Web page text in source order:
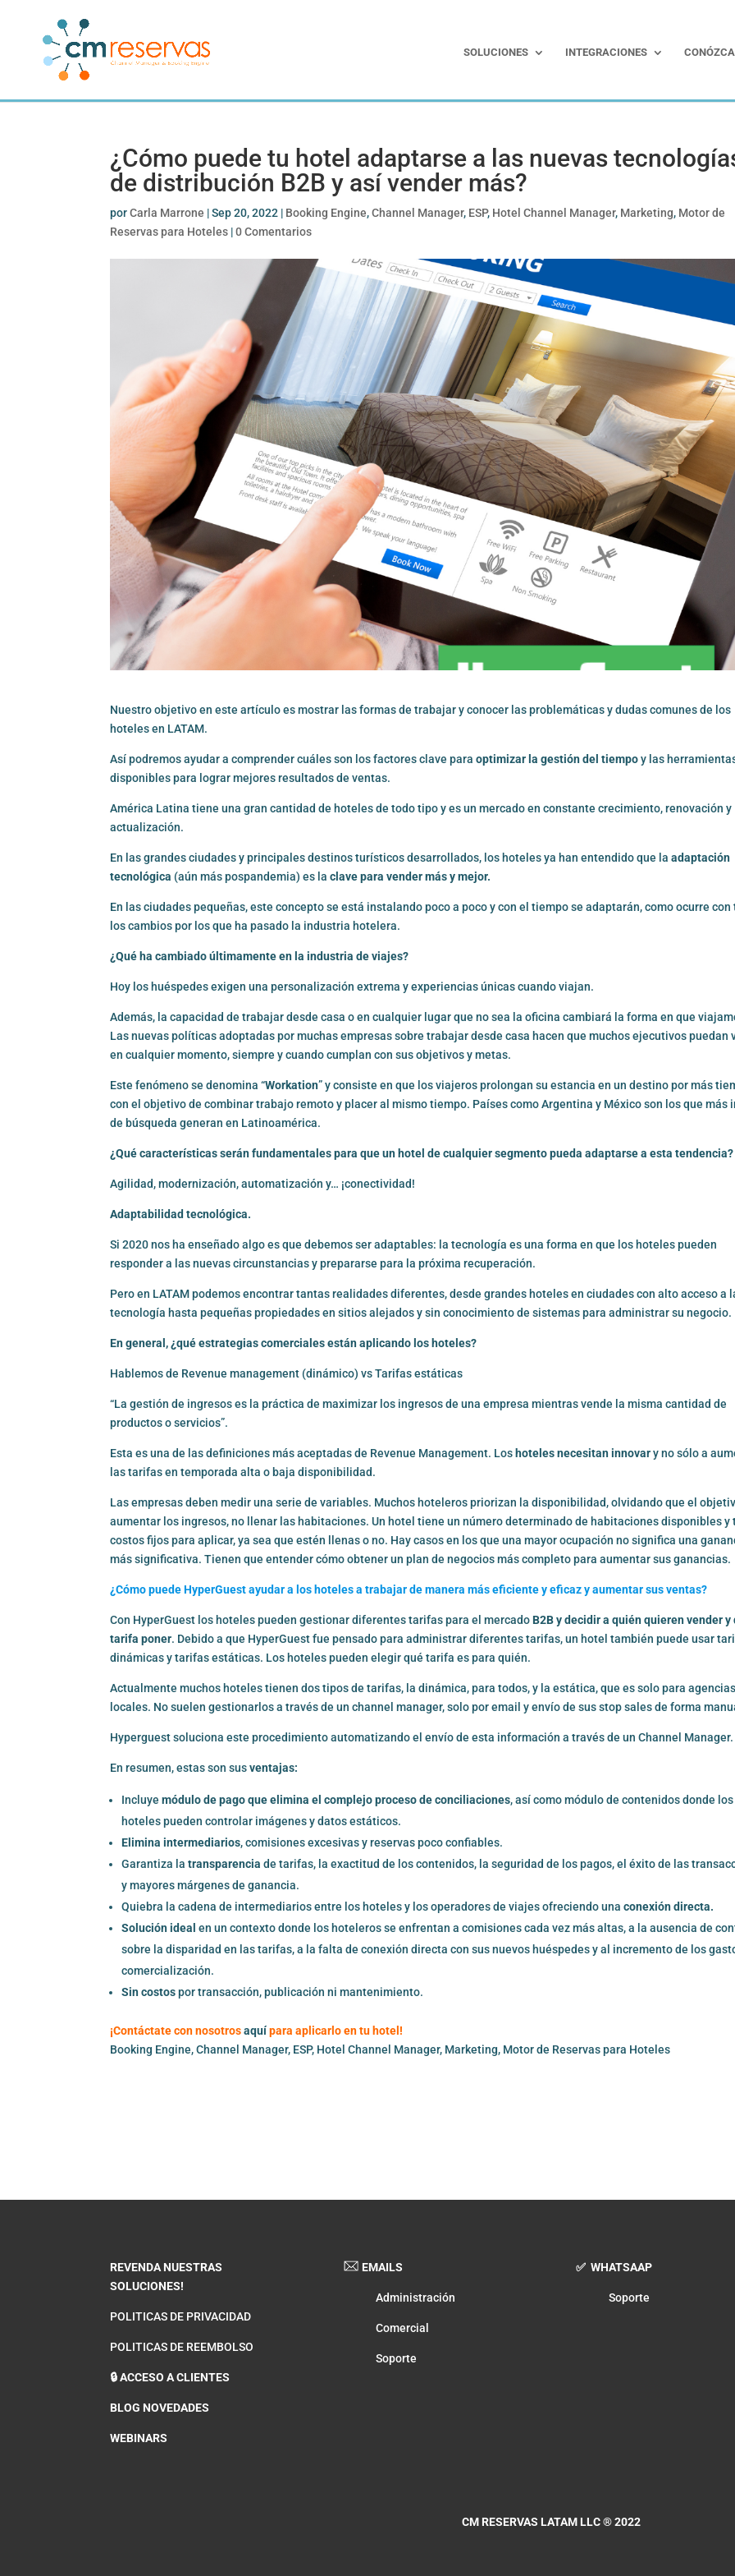
SOLUCIONES INTEGRACIONES
¿Cómo puede tu hotel adaptarse a las nuevas
de distribución B2B y así vender más?
porCarla Marrone |Sep 20, 2022 | Booking Engine,Channel Manager, ESP, Hotel Channel Manager, Marketing, Motor de
Reservas para Hoteles |0 Comentarios
Nuestro objetivo en este artículo es mostrar las formas de trabajar y conocer las problemáticas y dudas comunes de los
hoteles en LATAM.
Así podremos ayudar a comprender cuáles son los factores clave para optimizar la gestión del tiempoy las
disponibles para lograr mejores resultados de ventas.
América Latina tiene una gran cantidad de hoteles de todo tipo y es un mercado en constante crecimiento, renovación y
actualización.
En las grandes ciudades y principales destinos turísticos desarrollados, los hoteles ya han entendido que laadaptación
tecnológica (aún más pospandemia) es laclave para vender más y mejor.
En las ciudades pequeñas, este concepto se está instalando poco a poco y con el tiempo se adaptarán, como ocurre con
los cambios por los que ha pasado la industria hotelera.
¿Qué ha cambiado últimamente en la industria de viajes?
Hoy los huéspedes exigen una personalización extrema y experiencias únicas cuando viajan.
Además, la capacidad de trabajar desde casa o en cualquier lugar que no sea la oficina cambiará la forma en que
Las nuevas políticas adoptadas por muchas empresas sobre trabajar desde casa hacen que muchos ejecutivos puedan
en cualquier momento, siempre y cuando cumplan con sus objetivos y metas.
Este fenómeno se denomina “Workation” y consiste en que los viajeros prolongan su estancia en un destino por más
con el objetivo de combinar trabajo remoto y placer al mismo tiempo. Países como Argentina y México son los que más
de búsqueda generan en Latinoamérica.
¿Qué características serán fundamentales para que un hotel de cualquier segmento pueda adaptarse a esta tendencia?
Agilidad, modernización, automatización y… ¡conectividad!
Adaptabilidad tecnológica.
Si 2020 nos ha enseñado algo es que debemos ser adaptables: la tecnología es una forma en que los hoteles pueden
responder a las nuevas circunstancias y prepararse para la próxima recuperación.
Pero en LATAM podemos encontrar tantas realidades diferentes, desde grandes hoteles en ciudades con alto acceso a
tecnología hasta pequeñas propiedades en sitios alejados y sin conocimiento de sistemas para administrar su negocio.
En general, ¿qué estrategias comerciales están aplicando los hoteles?
Hablemos de Revenue management (dinámico) vs Tarifas estáticas
“La gestión de ingresos es la práctica de maximizar los ingresos de una empresa mientras vende la misma cantidad de
productos o servicios”.
Esta es una de las definiciones más aceptadas de Revenue Management. Los hoteles necesitan innovary no sólo a
las tarifas en temporada alta o baja disponibilidad.
Las empresas deben medir una serie de variables. Muchos hoteleros priorizan la disponibilidad, olvidando que el
aumentar los ingresos, no llenar las habitaciones. Un hotel tiene un número determinado de habitaciones disponibles y
costos fijos para aplicar, ya sea que estén llenas o no. Hay casos en los que una mayor ocupación no significa una
más significativa. Tienen que entender cómo obtener un plan de negocios más completo para aumentar sus ganancias.
¿Cómo puede HyperGuest ayudar a los hoteles a trabajar de manera más eficiente y eficaz y aumentar sus ventas?
Con HyperGuest los hoteles pueden gestionar diferentes tarifas para el mercadoB2B y decidir a quién quieren vender y
tarifa poner. Debido a que HyperGuest fue pensado para administrar diferentes tarifas, un hotel también puede usar
dinámicas y tarifas estáticas. Los hoteles pueden elegir qué tarifa es para quién.
Actualmente muchos hoteles tienen dos tipos de tarifas, la dinámica, para todos, y la estática, que es solo para
locales. No suelen gestionarlos a través de un channel manager, solo por email y envío de sus stop sales de forma
Hyperguest soluciona este procedimiento automatizando el envío de esta información a través de un Channel Manager.
En resumen, estas son susventajas:
Incluyemódulo de pago que elimina el complejo proceso de conciliaciones, así como módulo de contenidos donde los
hoteles pueden controlar imágenes y datos estáticos.
Elimina intermediarios, comisiones excesivas y reservas poco confiables.
Garantiza latransparenciade tarifas, la exactitud de los contenidos, la seguridad de los pagos, el éxito de las
y mayores márgenes de ganancia.
Quiebra la cadena de intermediarios entre los hoteles y los operadores de viajes ofreciendo unaconexión directa.
Solución idealen un contexto donde los hoteleros se enfrentan a comisiones cada vez más altas, a la ausencia de
sobre la disparidad en las tarifas, a la falta de conexión directa con sus nuevos huéspedes y al incremento de los
comercialización.
Sin costospor transacción, publicación ni mantenimiento.
¡Contáctate con nosotrosaquípara aplicarlo en tu hotel!
Booking Engine, Channel Manager, ESP, Hotel Channel Manager, Marketing, Motor de Reservas para Hoteles
REVENDA NUESTRAS
SOLUCIONES!
POLITICAS DE PRIVACIDAD
POLITICAS DE REEMBOLSO
🔒 ACCESO A CLIENTES
BLOG NOVEDADES
WEBINARS
EMAILS
Administración
Comercial
Soporte
✅ WHATSAAP
Soporte
CM RESERVAS LATAM LLC® 2022